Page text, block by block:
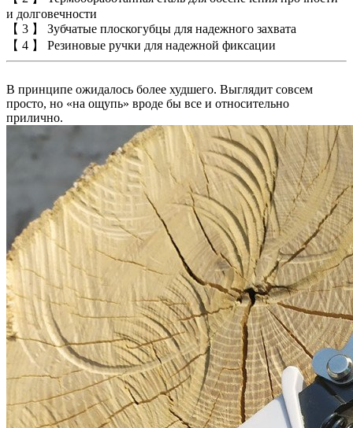
и долговечности
【 3 】 Зубчатые плоскогубцы для надежного захвата
【 4 】 Резиновые ручки для надежной фиксации
В принципе ожидалось более худшего. Выглядит совсем
просто, но «на ощупь» вроде бы все и относительно
прилично.